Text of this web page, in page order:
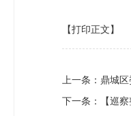
【打印正文】
上一条： 鼎城
下一条：
【巡